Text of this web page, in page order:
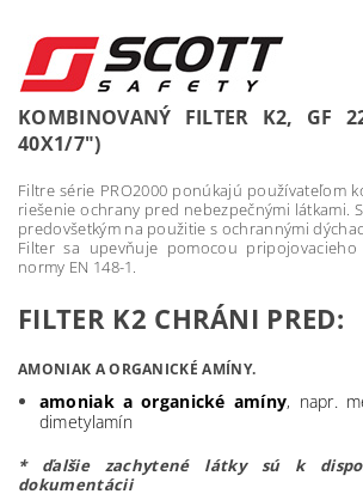
KOMBINOVANÝ FILTER K2, GF
40X1/7")
Filtre série PRO2000 ponúkajú používateľom
riešenie ochrany pred nebezpečnými látkami.
predovšetkým na použitie s ochrannými
Filter sa upevňuje pomocou
normy EN 148-1.
FILTER K2 CHRÁNI PRED:
AMONIAK A ORGANICKÉ AMÍNY.
amoniak a organické amíny, napr.
dimetylamín
* ďalšie zachytené látky sú k
dokumentácii